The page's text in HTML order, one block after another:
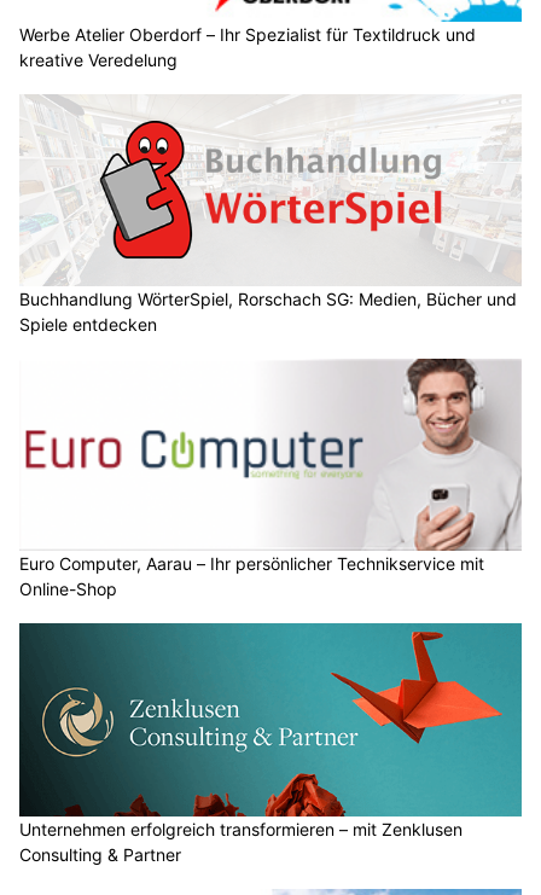
Werbe Atelier Oberdorf – Ihr Spezialist für Textildruck und
kreative Veredelung
Buchhandlung WörterSpiel, Rorschach SG: Medien, Bücher und
Spiele entdecken
Euro Computer, Aarau – Ihr persönlicher Technikservice mit
Online-Shop
Unternehmen erfolgreich transformieren – mit Zenklusen
Consulting & Partner